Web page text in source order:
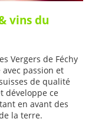
vins du
Vergers de Féchy
passion et
de qualité
développe ce
en avant des
la terre.